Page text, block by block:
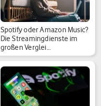
Spotify oder Amazon Music?
Die Streamingdienste im
großen Verglei…